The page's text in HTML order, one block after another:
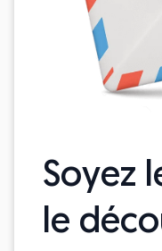
Soyez
le